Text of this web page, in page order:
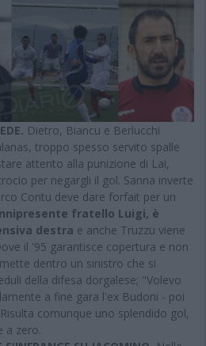
Dietro, Biancu e Berlucchi
troppo spesso servito spalle
attento alla punizione di Lai,
per negargli il gol. Sanna inverte
Contu deve dare forfait per un
fratello Luigi, è
destra e anche Truzzu viene
il '95 garantisce copertura e non
dentro un sinistro che si
della difesa dorgalese; "Volevo
a fine gara l'ex Budoni - poi
comunque uno splendido gol,
a zero.